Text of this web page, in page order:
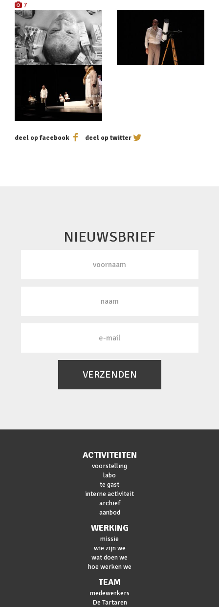
7
deel op facebook deel op twitter
NIEUWSBRIEF
VERZENDEN
ACTIVITEITEN
voorstelling
labo
te gast
interne activiteit
archief
aanbod
WERKING
missie
wie zijn we
wat doen we
hoe werken we
TEAM
medewerkers
De Tartaren